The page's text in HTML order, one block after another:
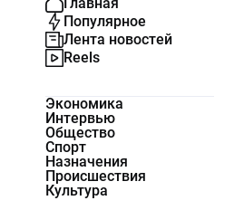
Популярное
Лента новостей
Reels
Экономика
Интервью
Общество
Спорт
Назначения
Происшествия
Культура